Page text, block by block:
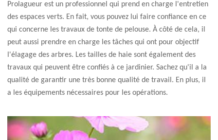
Prolagueur est un professionnel qui prend en charge l'entretien
des espaces verts. En fait, vous pouvez lui faire confiance en ce
qui concerne les travaux de tonte de pelouse. À côté de cela, il
peut aussi prendre en charge les tâches qui ont pour objectif
l'élagage des arbres. Les tailles de haie sont également des
travaux qui peuvent être confiés à ce jardinier. Sachez qu'il a la
qualité de garantir une très bonne qualité de travail. En plus, il
a les équipements nécessaires pour les opérations.